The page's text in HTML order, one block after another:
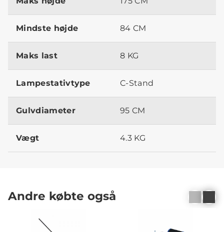
Mindste højde 84 CM
Maks last 8 KG
Lampestativtype C-Stand
Gulvdiameter 95 CM
Vægt 4.3 KG
Andre købte også